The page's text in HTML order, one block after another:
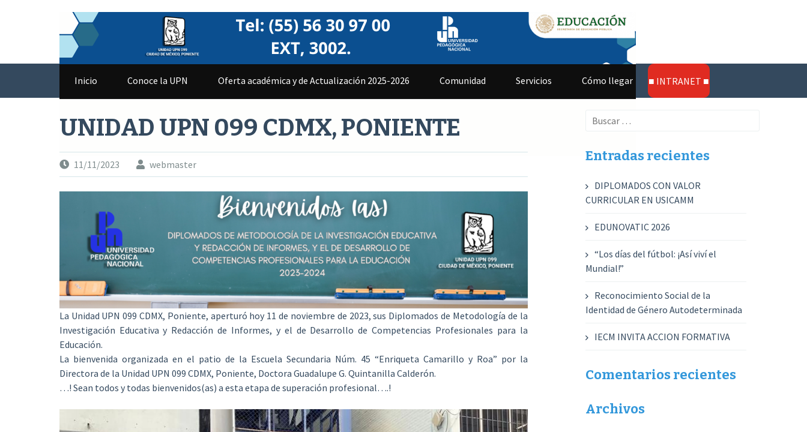
Inicio Conoce la UPN Oferta académica y de Actualización 2025-2026 Comunidad Servicios Cómo llegar
UNIDAD UPN 099 CDMX, PONIENTE
11/11/2023 webmaster
La Unidad UPN 099 CDMX, Poniente, aperturó hoy 11 de noviembre de 2023, sus Diplomados de Metodología de la
Investigación Educativa y Redacción de Informes, y el de Desarrollo de Competencias Profesionales para la
Educación.
La bienvenida organizada en el patio de la Escuela Secundaria Núm. 45 “Enriqueta Camarillo y Roa” por la
Directora de la Unidad UPN 099 CDMX, Poniente, Doctora Guadalupe G. Quintanilla Calderón.
…! Sean todos y todas bienvenidos(as) a esta etapa de superación profesional….!
Buscar:
Entradas recientes
DIPLOMADOS CON VALOR
CURRICULAR EN USICAMM
EDUNOVATIC 2026
“Los días del fútbol: ¡Así viví el
Mundial!”
Reconocimiento Social de la
Identidad de Género Autodeterminada
IECM INVITA ACCION FORMATIVA
Comentarios recientes
Archivos